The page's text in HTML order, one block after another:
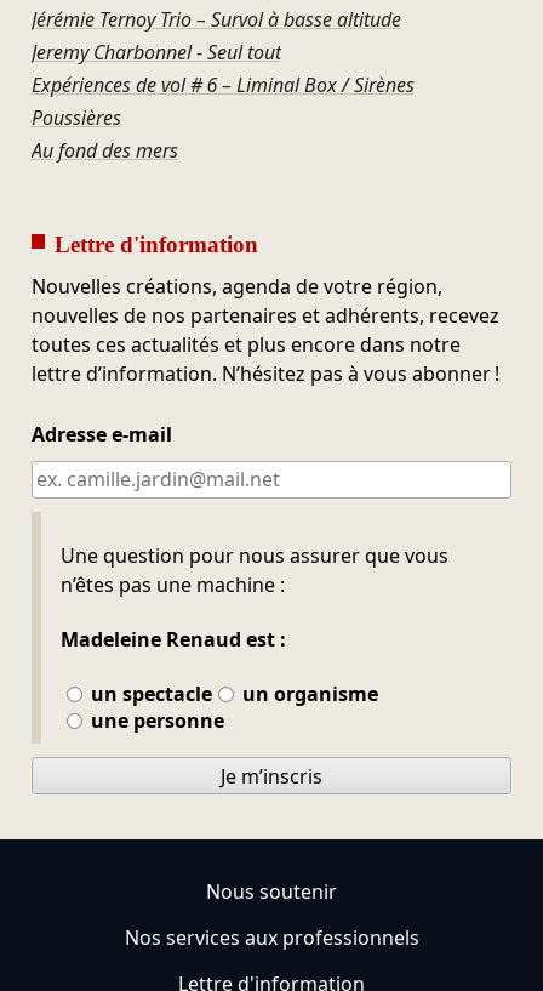
Jérémie Ternoy Trio – Survol à basse altitude
Jeremy Charbonnel - Seul tout
Expériences de vol # 6 – Liminal Box / Sirènes
Poussières
Au fond des mers
Lettre d'information
Nouvelles créations, agenda de votre région,
nouvelles de nos partenaires et adhérents, recevez
toutes ces actualités et plus encore dans notre
lettre d’information. N’hésitez pas à vous abonner !
Adresse e-mail
Une question pour nous assurer que vous
n’êtes pas une machine :
Madeleine Renaud est :
un spectacle
un organisme
une personne
Ne pas remplir
Je m’inscris
Nous soutenir
Nos services aux professionnels
Lettre d'information